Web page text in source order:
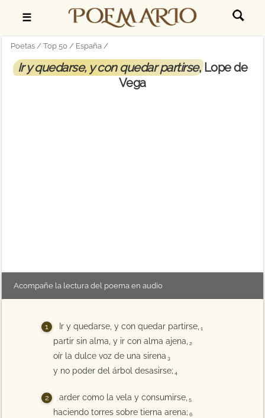
☰
Poetas Top 50 España
Ir y quedarse, y con quedar partirse, Lope de
Vega
Acompañe la lectura del poema en audio
Ir y quedarse, y con quedar partirse, 1
partir sin alma, y ir con alma ajena, 2
oír la dulce voz de una sirena 3
y no poder del árbol desasirse; 4
arder como la vela y consumirse, 5
haciendo torres sobre tierna arena; 6